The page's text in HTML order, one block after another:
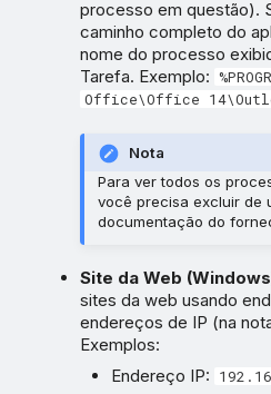
processo em questão).
caminho completo do
nome do processo
Tarefa. Exemplo:
Office\Office
Nota
Para ver todos os
você precisa excluir de
documentação do
Site da Web
sites da web usando
endereços de IP (na
Exemplos:
Endereço IP: